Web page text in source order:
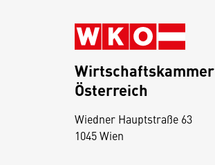
Wirtschaftskammer
Österreich
Wiedner Hauptstraße 63
1045 Wien